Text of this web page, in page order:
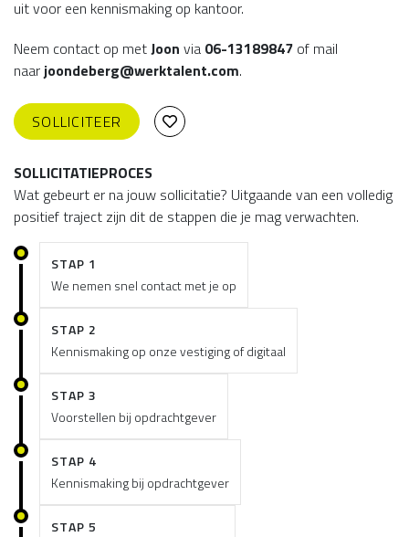
uit voor een kennismaking op kantoor.
Neem contact op metJoon via 06-13189847 of mail
naarjoondeberg@werktalent.com.
SOLLICITEER
SOLLICITATIEPROCES
Wat gebeurt er na jouw sollicitatie? Uitgaande van een volledig
positief traject zijn dit de stappen die je mag verwachten.
STAP 1
We nemen snel contact met je op
STAP 2
Kennismaking op onze vestiging of digitaal
STAP 3
Voorstellen bij opdrachtgever
STAP 4
Kennismaking bij opdrachtgever
STAP 5